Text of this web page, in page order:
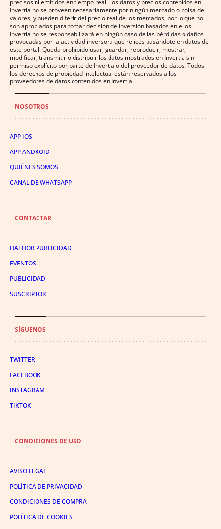
precisos ni emitidos en tiempo real. Los datos y precios contenidos en
Invertia no se proveen necesariamente por ningún mercado o bolsa de
valores, y pueden diferir del precio real de los mercados, por lo que no
son apropiados para tomar decisión de inversión basados en ellos.
Invertia no se responsabilizará en ningún caso de las pérdidas o daños
provocadas por la actividad inversora que relices basándote en datos de
este portal. Queda prohibido usar, guardar, reproducir, mostrar,
modificar, transmitir o distribuir los datos mostrados en Invertia sin
permiso explícito por parte de Invertia o del proveedor de datos. Todos
los derechos de propiedad intelectual están reservados a los
proveedores de datos contenidos en Invertia.
NOSOTROS
APP IOS
APP ANDROID
QUIÉNES SOMOS
CANAL DE WHATSAPP
CONTACTAR
HATHOR PUBLICIDAD
EVENTOS
PUBLICIDAD
SUSCRIPTOR
SÍGUENOS
TWITTER
FACEBOOK
INSTAGRAM
TIKTOK
CONDICIONES DE USO
AVISO LEGAL
POLÍTICA DE PRIVACIDAD
CONDICIONES DE COMPRA
POLÍTICA DE COOKIES